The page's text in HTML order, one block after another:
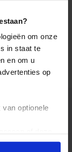
om onze
in staat te
en om u
op
van optionele
voor de
Singapore!